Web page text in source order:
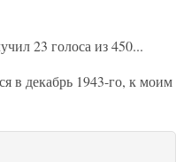
23 голоса из 450...
в декабрь 1943-го, к моим